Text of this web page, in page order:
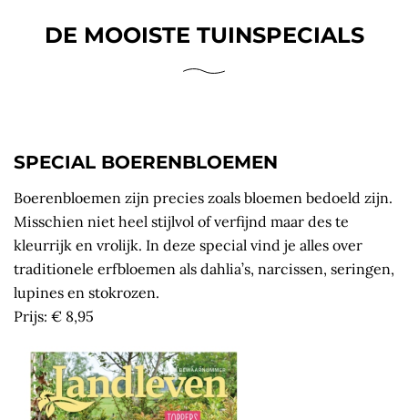
DE MOOISTE TUINSPECIALS
SPECIAL BOERENBLOEMEN
Boerenbloemen zijn precies zoals bloemen bedoeld zijn.
Misschien niet heel stijlvol of verfijnd maar des te
kleurrijk en vrolijk. In deze special vind je alles over
traditionele erfbloemen als dahlia’s, narcissen, seringen,
lupines en stokrozen.
Prijs: € 8,95